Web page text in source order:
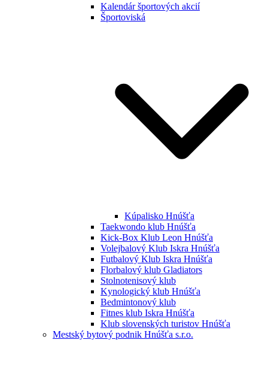
Kalendár športových akcií
Športoviská
Kúpalisko Hnúšťa
Taekwondo klub Hnúšťa
Kick-Box Klub Leon Hnúšťa
Volejbalový Klub Iskra Hnúšťa
Futbalový Klub Iskra Hnúšťa
Florbalový klub Gladiators
Stolnotenisový klub
Kynologický klub Hnúšťa
Bedmintonový klub
Fitnes klub Iskra Hnúšťa
Klub slovenských turistov Hnúšťa
Mestský bytový podnik Hnúšťa s.r.o.